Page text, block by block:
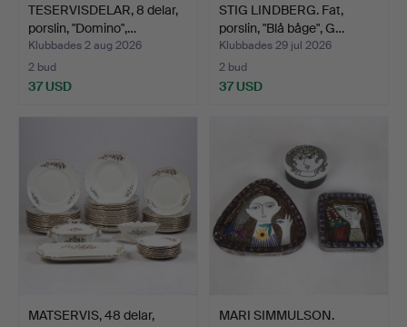
TESERVISDELAR, 8 delar,
porslin, "Domino",…
Klubbades 2 aug 2026
2 bud
37 USD
STIG LINDBERG. Fat,
porslin, "Blå båge", G…
Klubbades 29 jul 2026
2 bud
37 USD
MATSERVIS, 48 delar,
MARI SIMMULSON.